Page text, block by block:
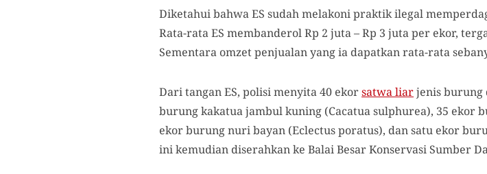
Diketahui bahwa ES sudah melakoni praktik ilegal
Rata-rata ES membanderol Rp 2 juta – Rp 3 juta per ekor,
Sementara omzet penjualan yang ia dapatkan rata-rata
Dari tangan ES, polisi menyita 40 ekorsatwa liarjenis
burung kakatua jambul kuning (Cacatua sulphurea), 35 ekor
ekor burung nuri bayan (Eclectus poratus), dan satu ekor
ini kemudian diserahkan ke Balai Besar Konservasi Sumber